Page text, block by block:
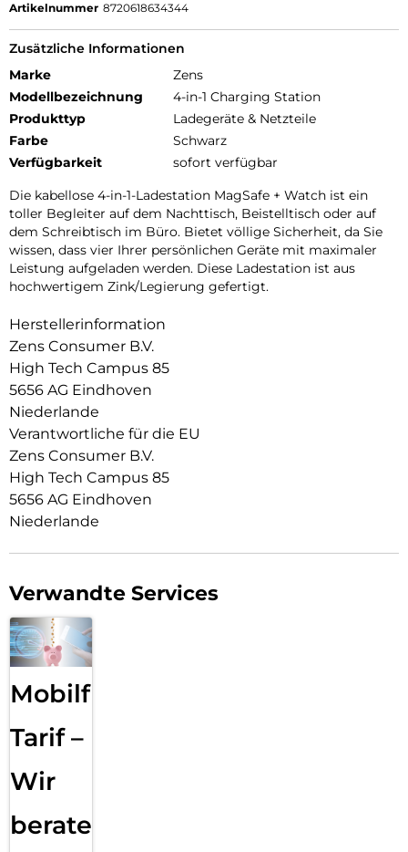
Artikelnummer 8720618634344
Zusätzliche Informationen
Marke
Zens
Modellbezeichnung
4-in-1 Charging Station
Produkttyp
Ladegeräte & Netzteile
Farbe
Schwarz
Verfügbarkeit
sofort verfügbar
Die kabellose 4-in-1-Ladestation MagSafe + Watch ist ein
toller Begleiter auf dem Nachttisch, Beistelltisch oder auf
dem Schreibtisch im Büro. Bietet völlige Sicherheit, da Sie
wissen, dass vier Ihrer persönlichen Geräte mit maximaler
Leistung aufgeladen werden. Diese Ladestation ist aus
hochwertigem Zink/Legierung gefertigt.
Herstellerinformation
Zens Consumer B.V.
High Tech Campus 85
5656 AG Eindhoven
Niederlande
Verantwortliche für die EU
Zens Consumer B.V.
High Tech Campus 85
5656 AG Eindhoven
Niederlande
Verwandte Services
Mobilfunk
Tarif –
Wir
beraten